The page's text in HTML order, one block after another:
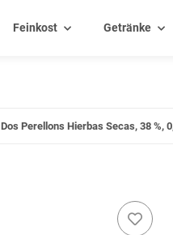
Feinkost Getränke
Dos Perellons Hierbas Secas, 38 %,